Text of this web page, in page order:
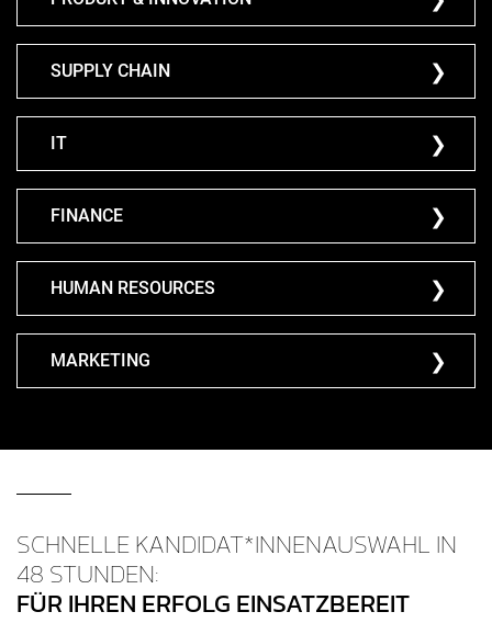
SUPPLY CHAIN
IT
FINANCE
HUMAN RESOURCES
MARKETING
SCHNELLE KANDIDAT*INNENAUSWAHL IN
48 STUNDEN:
FÜR IHREN ERFOLG EINSATZBEREIT